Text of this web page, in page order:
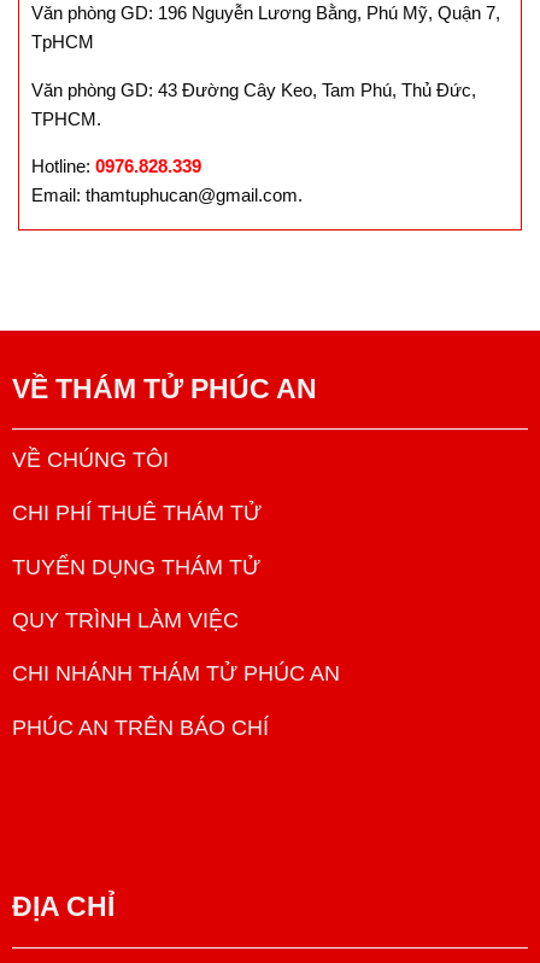
Văn phòng GD: 196 Nguyễn Lương Bằng, Phú Mỹ, Quận 7,
TpHCM
Văn phòng GD: 43 Đường Cây Keo, Tam Phú, Thủ Đức,
TPHCM.
Hotline: 0976.828.339
Email: thamtuphucan@gmail.com.
VỀ THÁM TỬ PHÚC AN
VỀ CHÚNG TÔI
CHI PHÍ THUÊ THÁM TỬ
TUYỂN DỤNG THÁM TỬ
QUY TRÌNH LÀM VIỆC
CHI NHÁNH THÁM TỬ PHÚC AN
PHÚC AN TRÊN BÁO CHÍ
ĐỊA CHỈ